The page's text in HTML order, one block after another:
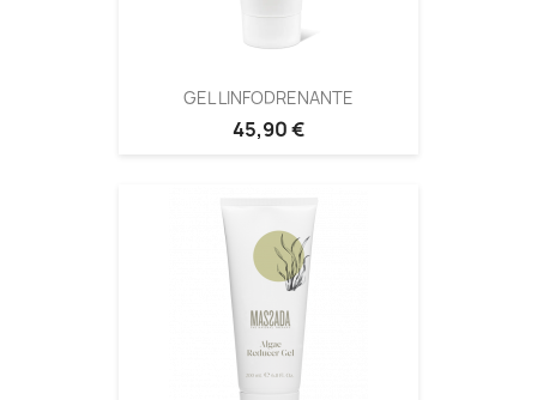
GEL LINFODRENANTE
45,90 €